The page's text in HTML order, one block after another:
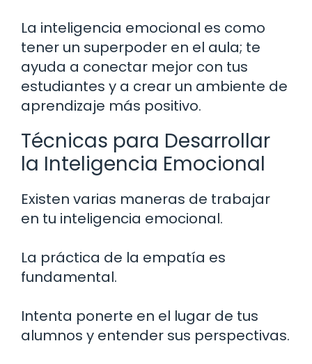
La inteligencia emocional es como
tener un superpoder en el aula; te
ayuda a conectar mejor con tus
estudiantes y a crear un ambiente de
aprendizaje más positivo.
Técnicas para Desarrollar
la Inteligencia Emocional
Existen varias maneras de trabajar
en tu inteligencia emocional.
La práctica de la empatía es
fundamental.
Intenta ponerte en el lugar de tus
alumnos y entender sus perspectivas.